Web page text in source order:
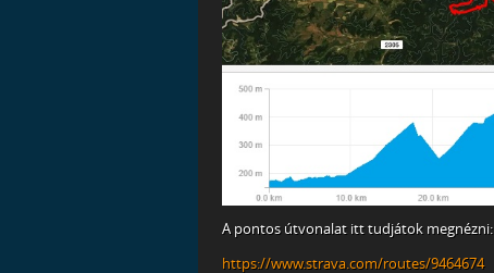
A pontos útvonalat itt tudjátok megnézni:
https://www.strava.com/routes/9464674